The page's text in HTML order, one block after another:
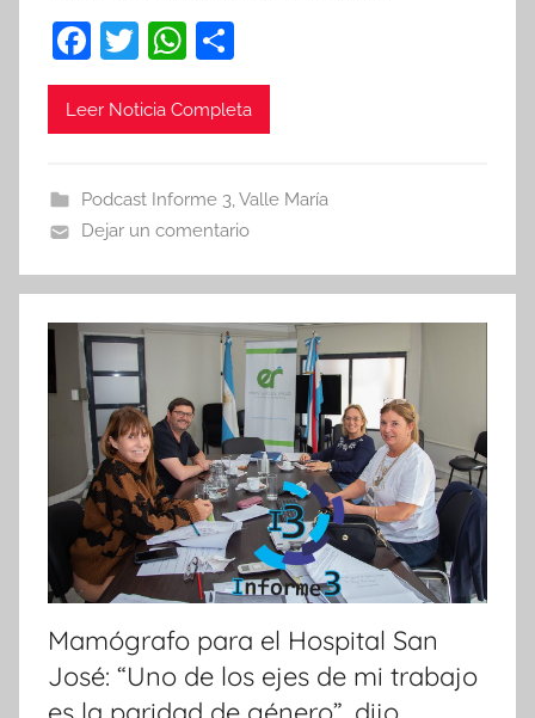
F
a
c
b
o
o
k
T
w
itt
W
h
at
A
p
p
o
m
ar
tir
Leer Noticia Completa
Podcast Informe 3,Valle María
Dejar un comentario
Mamógrafo para el Hospital San
José: “Uno de los ejes de mi trabajo